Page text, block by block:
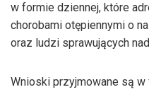
w formie dziennej, które
chorobami otępiennymi o
oraz ludzi sprawujących
Wnioski przyjmowane są